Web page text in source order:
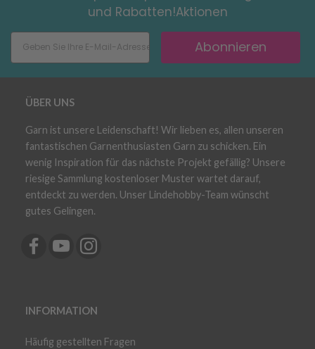
und Rabatten!Aktionen
Abonnieren
ÜBER UNS
Garn ist unsere Leidenschaft! Wir lieben es, allen unseren
fantastischen Garnenthusiasten Garn zu schicken. Ein
wenig Inspiration für das nächste Projekt gefällig? Unsere
riesige Sammlung kostenloser Muster wartet darauf,
entdeckt zu werden. Unser Lindehobby-Team wünscht
gutes Gelingen.
INFORMATION
Häufig gestellten Fragen